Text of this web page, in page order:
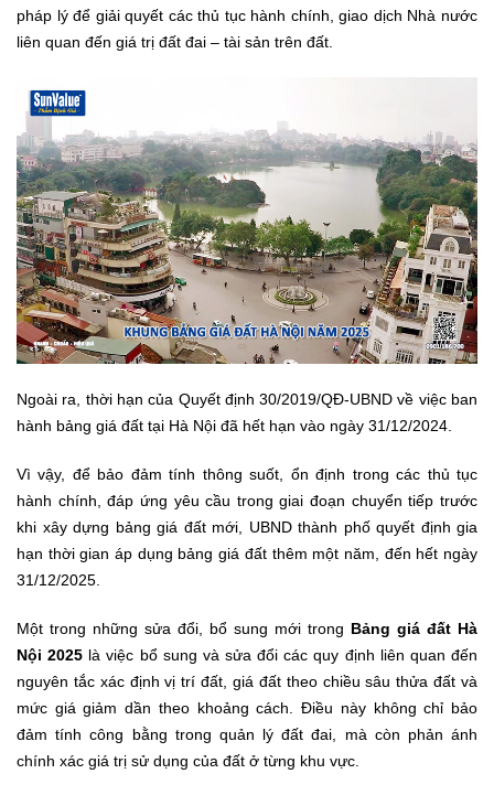
pháp lý để giải quyết các thủ tục hành chính, giao dịch Nhà nước
liên quan đến giá trị đất đai – tài sản trên đất.
Ngoài ra, thời hạn của Quyết định 30/2019/QĐ-UBND về việc ban
hành bảng giá đất tại Hà Nội đã hết hạn vào ngày 31/12/2024.
Vì vậy, để bảo đảm tính thông suốt, ổn định trong các thủ tục
hành chính, đáp ứng yêu cầu trong giai đoạn chuyển tiếp trước
khi xây dựng bảng giá đất mới, UBND thành phố quyết định gia
hạn thời gian áp dụng bảng giá đất thêm một năm, đến hết ngày
31/12/2025.
Một trong những sửa đổi, bổ sung mới trong Bảng giá đất Hà
Nội 2025 là việc bổ sung và sửa đổi các quy định liên quan đến
nguyên tắc xác định vị trí đất, giá đất theo chiều sâu thửa đất và
mức giá giảm dần theo khoảng cách. Điều này không chỉ bảo
đảm tính công bằng trong quản lý đất đai, mà còn phản ánh
chính xác giá trị sử dụng của đất ở từng khu vực.